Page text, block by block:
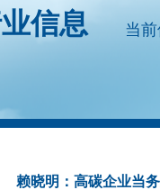
信息 当
赖晓明：高碳企业当